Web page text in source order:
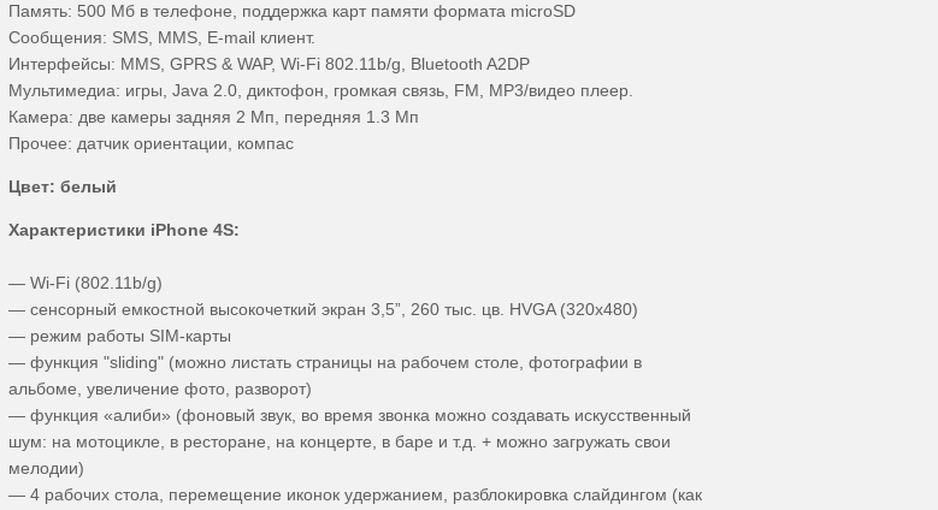
Память: 500 Мб в телефоне, поддержка карт памяти формата microSD
Сообщения: SMS, MMS, E-mail клиент.
Интерфейсы: MMS, GPRS & WAP, Wi-Fi 802.11b/g, Bluetooth A2DP
Мультимедиа: игры, Java 2.0, диктофон, громкая связь, FM, МР3/видео плеер.
Камера: две камеры задняя 2 Мп, передняя 1.3 Мп
Прочее: датчик ориентации, компас
Цвет: белый
Характеристики iPhone 4S:
— Wi-Fi (802.11b/g)
— сенсорный емкостной высокочеткий экран 3,5”, 260 тыс. цв. HVGA (320x480)
— режим работы SIM-карты
— функция "sliding" (можно листать страницы на рабочем столе, фотографии в
альбоме, увеличение фото, разворот)
— функция «алиби» (фоновый звук, во время звонка можно создавать искусственный
шум: на мотоцикле, в ресторане, на концерте, в баре и т.д. + можно загружать свои
мелодии)
— 4 рабочих стола, перемещение иконок удержанием, разблокировка слайдингом (как